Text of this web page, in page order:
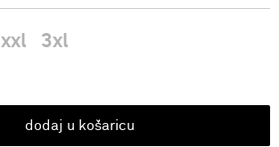
xxl 3xl
dodaj u košaricu